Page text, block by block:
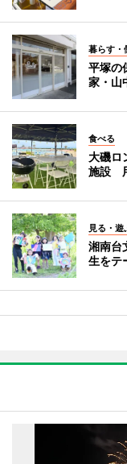
暮らす・
平塚の
家・山
食べる
大磯ロ
施設
見る・遊
湘南台
生をテ